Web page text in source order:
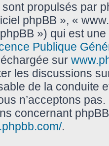
propulsés par
phpBB », «
») qui est
Publique
sur
les discussions
de la conduite
n’acceptons
concernant
.